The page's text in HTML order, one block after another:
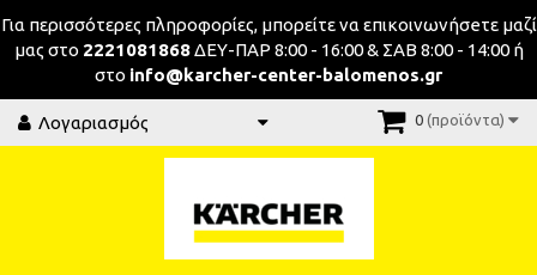
Για περισσότερες πληροφορίες, μπορείτε να επικοινωνήσeτε μαζί
μας στο 2221081868ΔΕΥ-ΠΑΡ 8:00 - 16:00 & ΣΑΒ 8:00 - 14:00 ή
στο info@karcher-center-balomenos.gr
Λογαριασμός 0 (προϊόντα)